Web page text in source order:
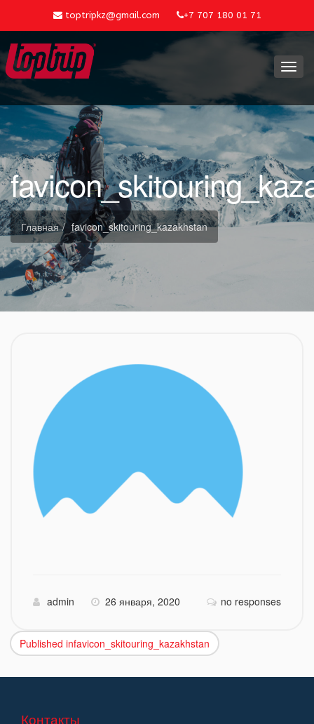
toptripkz@gmail.com +7 707 180 01 71
Главная favicon_skitouring_kazakhstan
admin 26 января, 2020 no responses
Навигация
по
Published infavicon_skitouring_kazakhstan
Контакты